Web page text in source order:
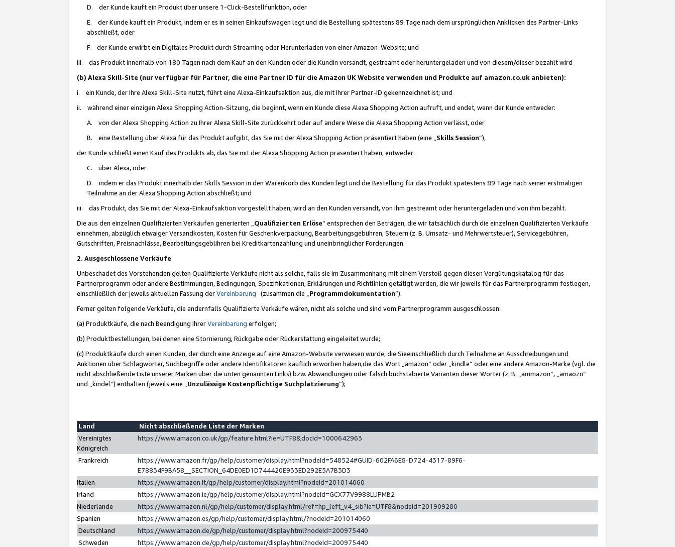
D. der Kunde kauft ein Produkt über unsere 1-Click-Bestellfunktion, oder
E. der Kunde kauft ein Produkt, indem er es in seinen Einkaufswagen legt und die Bestellung spätestens 89 Tage nach dem ursprünglichen Anklicken des Partner-Links
abschließt, oder
F. der Kunde erwirbt ein Digitales Produkt durch Streaming oder Herunterladen von einer Amazon-Website; und
iii. das Produkt innerhalb von 180 Tagen nach dem Kauf an den Kunden oder die Kundin versandt, gestreamt oder heruntergeladen und von diesem/dieser bezahlt wird
(b) Alexa Skill-Site (nur verfügbar für Partner, die eine Partner ID für die Amazon UK Website verwenden und Produkte auf amazon.co.uk anbieten):
i. ein Kunde, der Ihre Alexa Skill-Site nutzt, führt eine Alexa-Einkaufsaktion aus, die mit Ihrer Partner-ID gekennzeichnet ist; und
ii. während einer einzigen Alexa Shopping Action-Sitzung, die beginnt, wenn ein Kunde diese Alexa Shopping Action aufruft, und endet, wenn der Kunde entweder:
A. von der Alexa Shopping Action zu Ihrer Alexa Skill-Site zurückkehrt oder auf andere Weise die Alexa Shopping Action verlässt, oder
B. eine Bestellung über Alexa für das Produkt aufgibt, das Sie mit der Alexa Shopping Action präsentiert haben (eine „ Skills Session“),
der Kunde schließt einen Kauf des Produkts ab, das Sie mit der Alexa Shopping Action präsentiert haben, entweder:
C. über Alexa, oder
D. indem er das Produkt innerhalb der Skills Session in den Warenkorb des Kunden legt und die Bestellung für das Produkt spätestens 89 Tage nach seiner erstmaligen
Teilnahme an der Alexa Shopping Action abschließt; und
iii. das Produkt, das Sie mit der Alexa-Einkaufsaktion vorgestellt haben, wird an den Kunden versandt, von ihm gestreamt oder heruntergeladen und von ihm bezahlt.
Die aus den einzelnen Qualifizierten Verkäufen generierten „ Qualifizierten Erlöse“ entsprechen den Beträgen, die wir tatsächlich durch die einzelnen Qualifizierten Verkäufe
einnehmen, abzüglich etwaiger Versandkosten, Kosten für Geschenkverpackung, Bearbeitungsgebühren, Steuern (z. B. Umsatz- und Mehrwertsteuer), Servicegebühren,
Gutschriften, Preisnachlässe, Bearbeitungsgebühren bei Kreditkartenzahlung und uneinbringlicher Forderungen.
2. Ausgeschlossene Verkäufe
Unbeschadet des Vorstehenden gelten Qualifizierte Verkäufe nicht als solche, falls sie im Zusammenhang mit einem Verstoß gegen diesen Vergütungskatalog für das
Partnerprogramm oder andere Bestimmungen, Bedingungen, Spezifikationen, Erklärungen und Richtlinien getätigt werden, die wir jeweils für das Partnerprogramm festlegen,
einschließlich der jeweils aktuellen Fassung derVereinbarung (zusammen die „ Programmdokumentation“).
Ferner gelten folgende Verkäufe, die andernfalls Qualifizierte Verkäufe wären, nicht als solche und sind vom Partnerprogramm ausgeschlossen:
(a) Produktkäufe, die nach Beendigung IhrerVereinbarung erfolgen;
(b) Produktbestellungen, bei denen eine Stornierung, Rückgabe oder Rückerstattung eingeleitet wurde;
(c) Produktkäufe durch einen Kunden, der durch eine Anzeige auf eine Amazon-Website verwiesen wurde, die Sieeinschließlich durch Teilnahme an Ausschreibungen und
Auktionen über Schlagwörter, Suchbegriffe oder andere Identifikatoren käuflich erworben haben,die das Wort „amazon“ oder „kindle“ oder eine andere Amazon-Marke (vgl. die
nicht abschließende Liste unserer Marken über die unten genannten Links) bzw. Abwandlungen oder falsch buchstabierte Varianten dieser Wörter (z. B. „ammazon“, „amaozn“
und „kindel“) enthalten (jeweils eine „ Unzulässige Kostenpflichtige Suchplatzierung”);
Land
Nicht abschließende Liste der Marken
Vereinigtes
Königreich
https://www.amazon.co.uk/gp/feature.html?ie=UTF8&docId=1000642963
Frankreich
https://www.amazon.fr/gp/help/customer/display.html?nodeId=548524#GUID-602FA6E8-D724-4317-89F6-
E78834F9BA58__SECTION_64DE0ED1D744420E933ED292E5A7B3D3
Italien
https://www.amazon.it/gp/help/customer/display.html?nodeId=201014060
Irland
https://www.amazon.ie/gp/help/customer/display.html?nodeId=GCX77V9988LUPMB2
Niederlande
https://www.amazon.nl/gp/help/customer/display.html/ref=hp_left_v4_sib?ie=UTF8&nodeId=201909280
Spanien
https://www.amazon.es/gp/help/customer/display.html/?nodeId=201014060
Deutschland
https://www.amazon.de/gp/help/customer/display.html?nodeId=200975440
Schweden
https://www.amazon.de/gp/help/customer/display.html?nodeId=200975440